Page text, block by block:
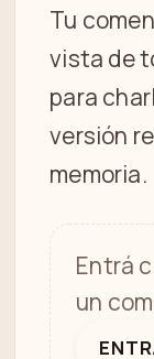
Tu
vista de
para
versión
memoria.
Entrá
un